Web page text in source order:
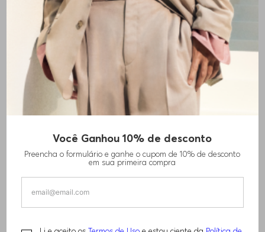
Você Ganhou 10% de desconto
Preencha o formulário e ganhe o cupom de 10% de desconto
em sua primeira compra
POLO DE AJUSTE SLIM EM ALGODÃO PIQUÉ
COM LOGO TONAL